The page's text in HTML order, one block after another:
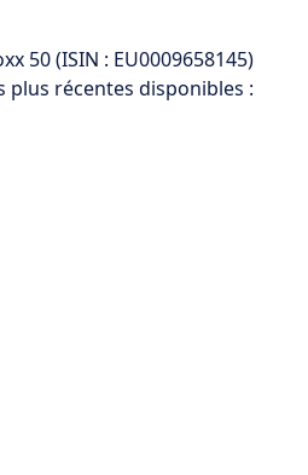
50 (ISIN : EU0009658145)
plus récentes disponibles :